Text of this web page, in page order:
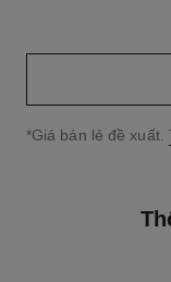
↩
*Giá bán lẻ đề xuất.